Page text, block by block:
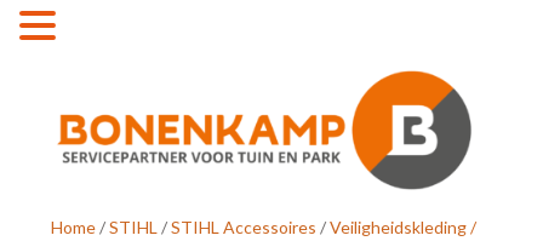
Home/STIHL /STIHL Accessoires /Veiligheidskleding /